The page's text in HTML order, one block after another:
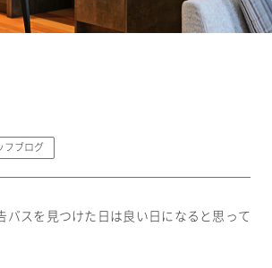
フブログ
バスを見つけた日は良い日になると思って